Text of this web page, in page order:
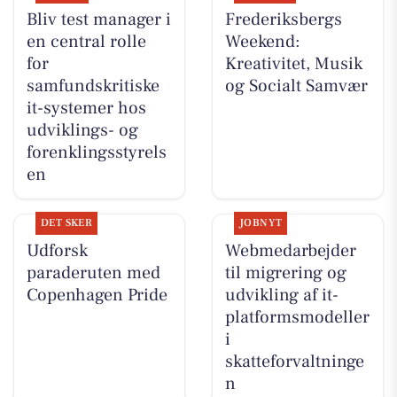
Bliv test manager i
en central rolle
for
samfundskritiske
it-systemer hos
udviklings- og
forenklingsstyrels
en
Frederiksbergs
Weekend:
Kreativitet, Musik
og Socialt Samvær
DET SKER
Udforsk
paraderuten med
Copenhagen Pride
JOBNYT
Webmedarbejder
til migrering og
udvikling af it-
platformsmodeller
i
skatteforvaltninge
n